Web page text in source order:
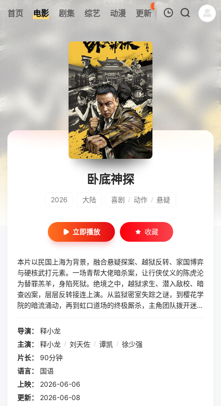
首页 电影 剧集 综艺 动漫 更新
36
热榜 APP
暂无观看影片的记录
卧底神探
2026 大陆 喜剧 / 动作 / 悬疑
立即播放 收藏
本片以民国上海为背景，融合悬疑探案、越狱反转、家国博弈
与硬核武打元素。一场青帮大佬暗杀案，让行侠仗义的陈虎沦
为替罪羔羊，身陷死狱。绝境之中，越狱求生、潜入敌校、暗
查凶案，层层反转接连上演。从监狱密室失踪之谜，到樱花学
院的暗流涌动，再到虹口道场的终极厮杀，主角团队拨开迷
弈、凌厉的动作场面，更围绕家国大义展开，在个人恩怨与民
风骨，节奏紧凑、反转不断，兼具观赏性与深度
导演：
释小龙
主演：
释小龙 / 刘天佐 / 谭凯 / 徐少强
片长：
90分钟
语言：
国语
上映：
2026-06-06
更新：
2026-06-08